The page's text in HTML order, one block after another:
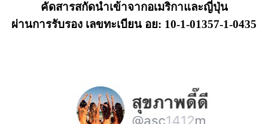
คัดสารสกัดนำเข้าจากอเมริกาและญี่ปุ่น
ผ่านการรับรอง เลขทะเบียน อย: 10-1-01357-1-0435